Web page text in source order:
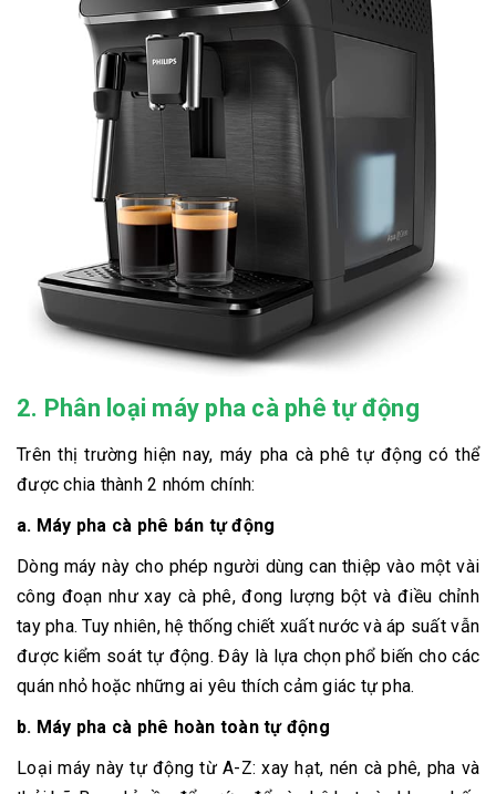
2. Phân loại máy pha cà phê tự động
Trên thị trường hiện nay, máy pha cà phê tự động có thể
được chia thành 2 nhóm chính:
a. Máy pha cà phê bán tự động
Dòng máy này cho phép người dùng can thiệp vào một vài
công đoạn như xay cà phê, đong lượng bột và điều chỉnh
tay pha. Tuy nhiên, hệ thống chiết xuất nước và áp suất vẫn
được kiểm soát tự động. Đây là lựa chọn phổ biến cho các
quán nhỏ hoặc những ai yêu thích cảm giác tự pha.
b. Máy pha cà phê hoàn toàn tự động
Loại máy này tự động từ A-Z: xay hạt, nén cà phê, pha và